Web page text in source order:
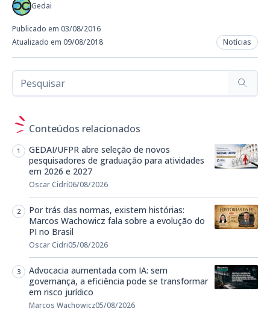
Gedai
Publicado em 03/08/2016
Atualizado em 09/08/2018
Notícias
Conteúdos relacionados
GEDAI/UFPR abre seleção de novos
pesquisadores de graduação para atividades
em 2026 e 2027
Oscar Cidri06/08/2026
Por trás das normas, existem histórias:
Marcos Wachowicz fala sobre a evolução do
PI no Brasil
Oscar Cidri05/08/2026
Advocacia aumentada com IA: sem
governança, a eficiência pode se transformar
em risco jurídico
Marcos Wachowicz05/08/2026